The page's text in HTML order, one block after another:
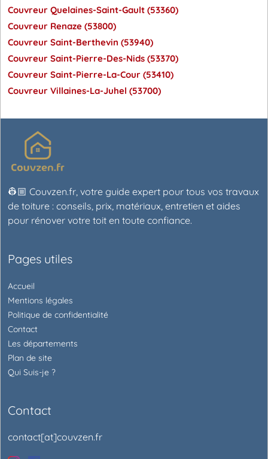
Couvreur Quelaines-Saint-Gault (53360)
Couvreur Renaze (53800)
Couvreur Saint-Berthevin (53940)
Couvreur Saint-Pierre-Des-Nids (53370)
Couvreur Saint-Pierre-La-Cour (53410)
Couvreur Villaines-La-Juhel (53700)
👷🏼 Couvzen.fr, votre guide expert pour tous vos travaux
de toiture : conseils, prix, matériaux, entretien et aides
pour rénover votre toit en toute confiance.
Pages utiles
Accueil
Mentions légales
Politique de confidentialité
Contact
Les départements
Plan de site
Qui Suis-je ?
Contact
contact[at]couvzen.fr